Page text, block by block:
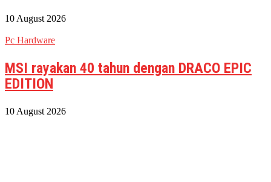
10 August 2026
Pc Hardware
MSI rayakan 40 tahun dengan DRACO EPIC
EDITION
10 August 2026